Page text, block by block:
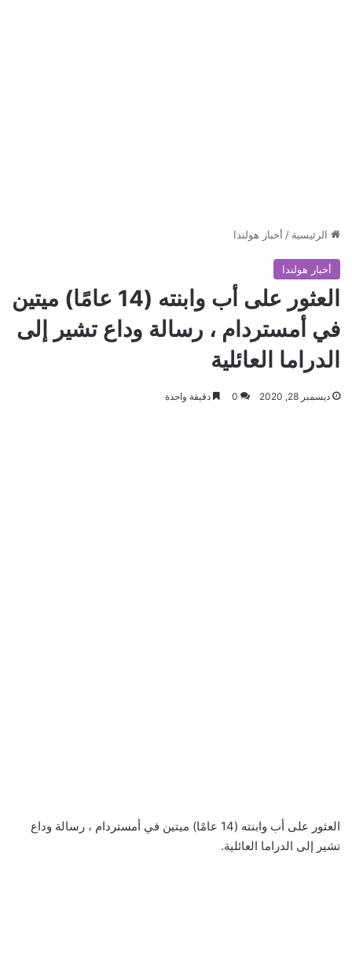
الرئيسية / أخبار هولندا
أخبار هولندا
العثور على أب وابنته (14 عامًا) ميتين
في أمستردام ، رسالة وداع تشير إلى
الدراما العائلية
ديسمبر 28, 2020 0 دقيقة واحدة
العثور على أب وابنته (14 عامًا) ميتين في أمستردام ، رسالة وداع
تشير إلى الدراما العائلية.